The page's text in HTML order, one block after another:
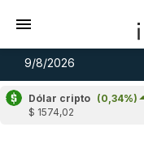
9/8/2026
Dólar cripto (0,34%)
$ 1574,02